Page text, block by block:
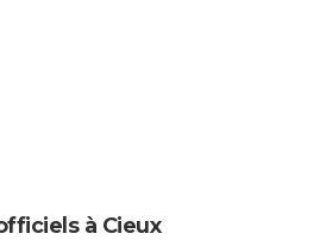
à Cieux